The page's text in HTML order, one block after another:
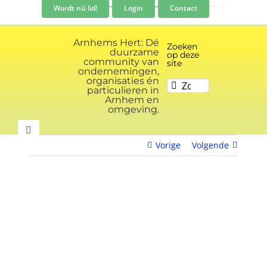
inhoud
Wordt nú lid! Login Contact
Arnhems Hert: Dé
duurzame
community van
ondernemingen,
organisaties én
particulieren in
Arnhem en
omgeving.
Zoeken
op deze
site
Zoeken
naar:
Toggle
Community
Vorige Volgende